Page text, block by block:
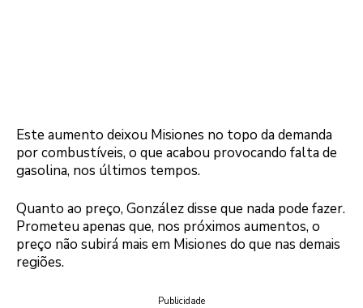
Este aumento deixou Misiones no topo da demanda
por combustíveis, o que acabou provocando falta de
gasolina, nos últimos tempos.
Quanto ao preço, González disse que nada pode fazer.
Prometeu apenas que, nos próximos aumentos, o
preço não subirá mais em Misiones do que nas demais
regiões.
Publicidade